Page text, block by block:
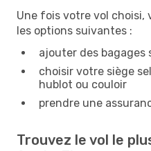
Une fois votre vol choisi,
les options suivantes :
ajouter des bagages
choisir votre siège
hublot ou couloir
prendre une
Trouvez le vol le